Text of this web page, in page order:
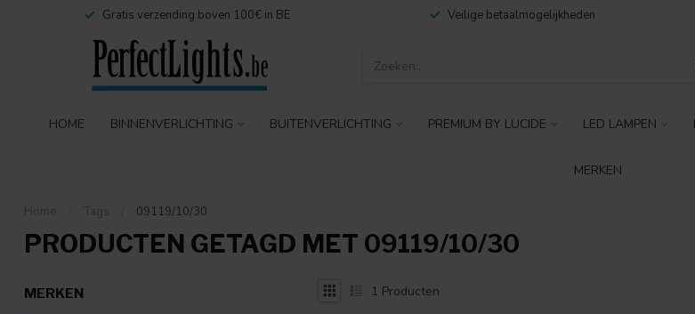
Gratis verzending boven 100€ in BE Veilige betaalmogelijkheden
HOME BINNENVERLICHTING BUITENVERLICHTING PREMIUM BY LUCIDE LED LAMPEN
MERKEN
Home Tags 09119/10/30
PRODUCTEN GETAGD MET 09119/10/30
MERKEN 1 Producten